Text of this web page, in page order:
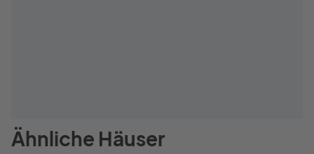
Ähnliche Häuser